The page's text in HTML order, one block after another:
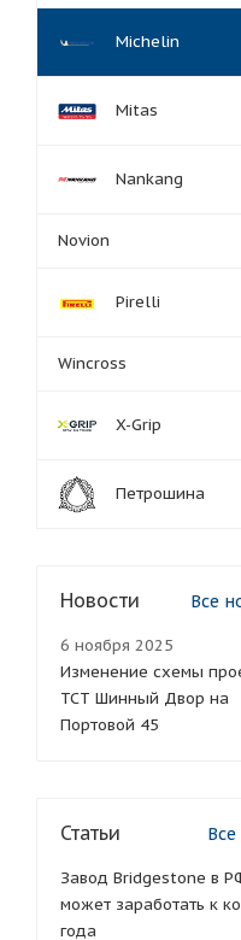
Michelin
Mitas
Nankang
Novion
Pirelli
Wincross
X-Grip
Петрошина
Новости Все
6 ноября 2025
Изменение схемы
ТСТ Шинный Двор на
Портовой 45
Статьи Все
Завод Bridgestone в
может заработать к
года